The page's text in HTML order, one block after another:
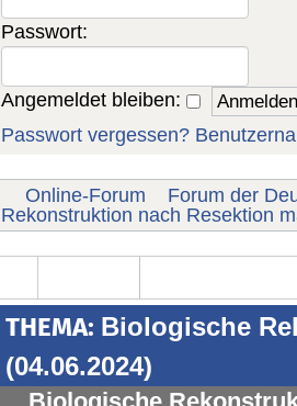
Passwort:
Angemeldet bleiben:
Passwort vergessen?
Online-Forum Forum der
Rekonstruktion nach Resektion
THEMA: Biologische
(04.06.2024)